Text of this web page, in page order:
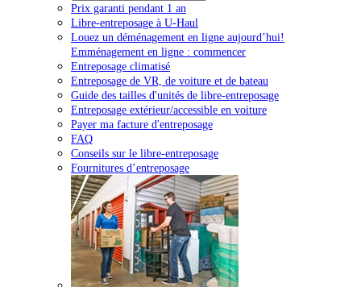
Prix garanti pendant 1 an
Libre-entreposage à U-Haul
Louez un déménagement en ligne aujourd’hui!
Emménagement en ligne : commencer
Entreposage climatisé
Entreposage de VR, de voiture et de bateau
Guide des tailles d'unités de libre-entreposage
Entreposage extérieur/accessible en voiture
Payer ma facture d'entreposage
FAQ
Conseils sur le libre-entreposage
Fournitures d’entreposage